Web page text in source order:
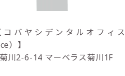
コバヤシデンタルオフィス
）】
川2-6-14 マーベラス菊川1F